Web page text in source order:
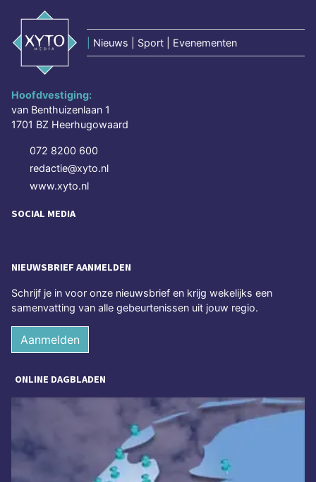
Nieuws | Sport | Evenementen
Hoofdvestiging:
van Benthuizenlaan 1
1701 BZ Heerhugowaard
072 8200 600
redactie@xyto.nl
www.xyto.nl
SOCIAL MEDIA
NIEUWSBRIEF AANMELDEN
Schrijf je in voor onze nieuwsbrief en krijg wekelijks een
samenvatting van alle gebeurtenissen uit jouw regio.
Aanmelden
ONLINE DAGBLADEN